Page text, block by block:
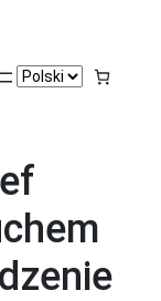
Wybierz